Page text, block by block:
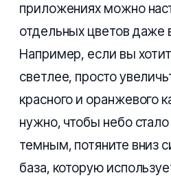
приложениях можно
отдельных цветов
Например, если вы
светлее, просто
красного и оранжевого
нужно, чтобы небо
темным, потяните вниз
база, которую